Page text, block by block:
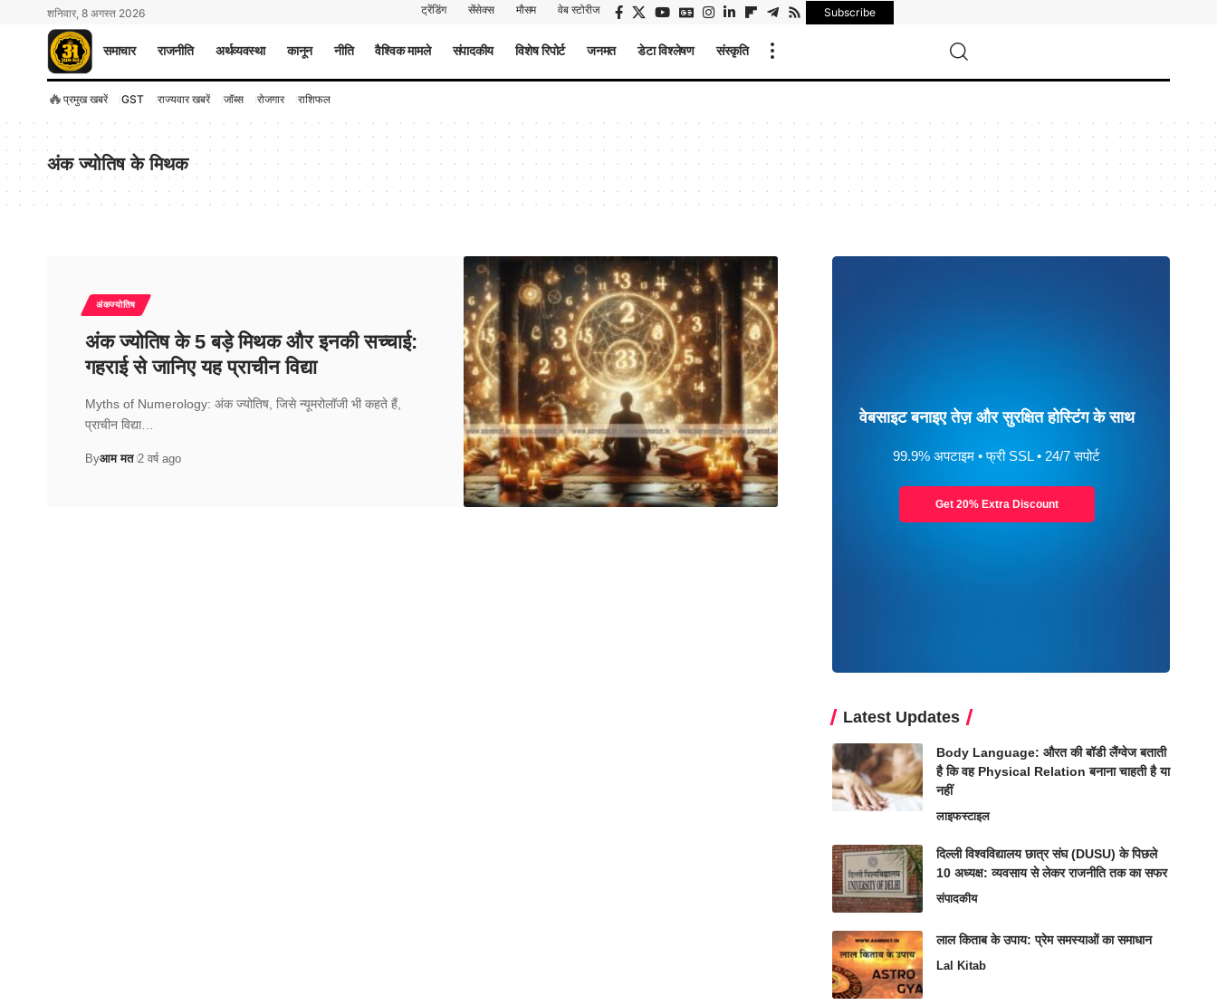
शनिवार, 8 अगस्त 2026 ट्रेंडिंग सेंसेक्स मौसम वेब स्टोरीज Subscribe
समाचार राजनीति अर्थव्यवस्था कानून नीति वैश्विक मामले संपादकीय विशेष रिपोर्ट जनमत डेटा विश्लेषण संस्कृति
🔥 प्रमुख खबरें GST राज्यवार खबरें जॉब्स रोजगार राशिफल
अंक ज्योतिष के मिथक
अंकज्योतिष
अंक ज्योतिष के 5 बड़े मिथक और इनकी सच्चाई:
गहराई से जानिए यह प्राचीन विद्या
Myths of Numerology: अंक ज्योतिष, जिसे न्यूमरोलॉजी भी कहते हैं,
प्राचीन विद्या…
Byआम मत 2 वर्ष ago
वेबसाइट बनाइए तेज़ और सुरक्षित होस्टिंग के साथ
99.9% अपटाइम • फ्री SSL • 24/7 सपोर्ट
Get 20% Extra Discount
Latest Updates
Body Language: औरत की बॉडी लैंग्वेज बताती
है कि वह Physical Relation बनाना चाहती है या
नहीं
लाइफस्टाइल
दिल्ली विश्वविद्यालय छात्र संघ (DUSU) के पिछले
10 अध्यक्ष: व्यवसाय से लेकर राजनीति तक का सफर
संपादकीय
लाल किताब के उपाय: प्रेम समस्याओं का समाधान
Lal Kitab